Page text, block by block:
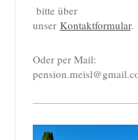
bitte über
unser Kontaktformular.
Oder per Mail: